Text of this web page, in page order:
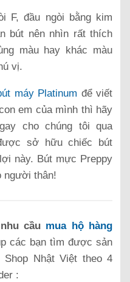
F, đầu ngòi bằng kim
bút nên nhìn rất thích
màu hay khác màu
vị.
máy Platinum để viết
em của mình thì hãy
cho chúng tôi qua
sở hữu chiếc bút
này. Bút mực Preppy
người thân!
cầu mua hộ hàng
các bạn tìm được sản
Nhật Việt theo 4
: